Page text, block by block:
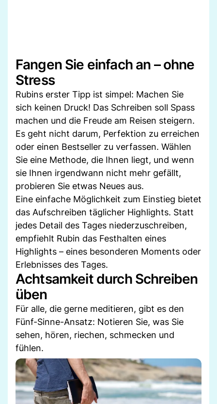
Fangen Sie einfach an – ohne
Stress
Rubins erster Tipp ist simpel: Machen Sie
sich keinen Druck! Das Schreiben soll Spass
machen und die Freude am Reisen steigern.
Es geht nicht darum, Perfektion zu erreichen
oder einen Bestseller zu verfassen. Wählen
Sie eine Methode, die Ihnen liegt, und wenn
sie Ihnen irgendwann nicht mehr gefällt,
probieren Sie etwas Neues aus.
Eine einfache Möglichkeit zum Einstieg bietet
das Aufschreiben täglicher Highlights. Statt
jedes Detail des Tages niederzuschreiben,
empfiehlt Rubin das Festhalten eines
Highlights – eines besonderen Moments oder
Erlebnisses des Tages.
Achtsamkeit durch Schreiben
üben
Für alle, die gerne meditieren, gibt es den
Fünf-Sinne-Ansatz: Notieren Sie, was Sie
sehen, hören, riechen, schmecken und
fühlen.